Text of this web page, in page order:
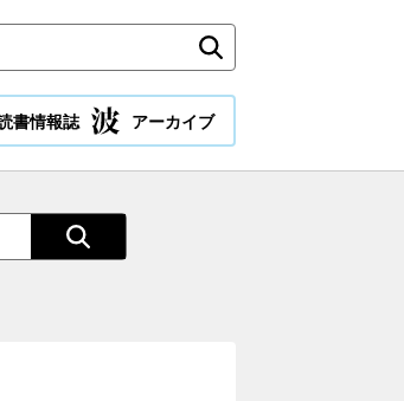
書情報誌 アーカイブ